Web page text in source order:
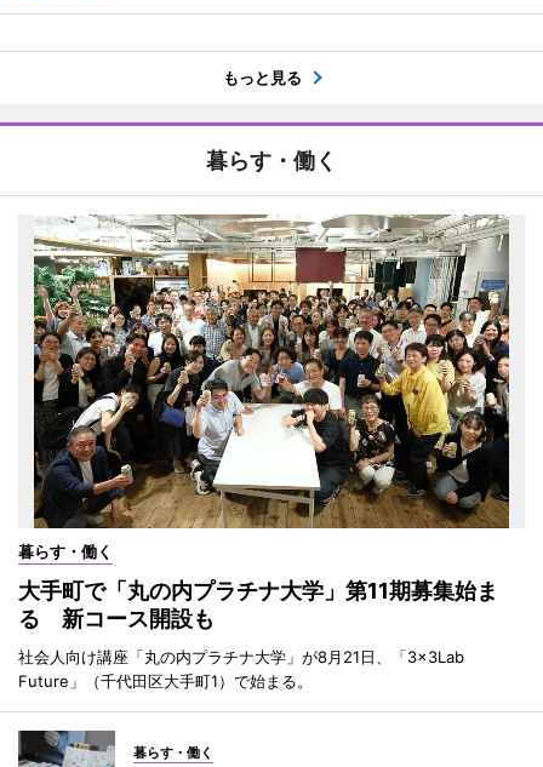
もっと見る
暮らす・働く
暮らす・働く
大手町で「丸の内プラチナ大学」第11期募集始ま
る 新コース開設も
社会人向け講座「丸の内プラチナ大学」が8月21日、「3×3Lab
Future」（千代田区大手町1）で始まる。
暮らす・働く